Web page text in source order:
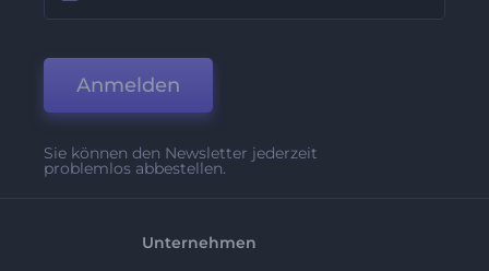
Anmelden
Sie können den Newsletter jederzeit
problemlos abbestellen.
Unternehmen